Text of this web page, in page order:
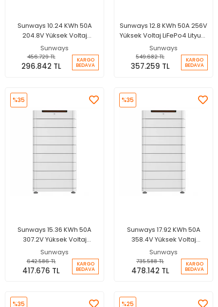
Sunways 10.24 KWh 50A
204.8V Yüksek Voltaj
LiFePo4 Lityum Batarya
Sunways
456.729 TL
296.842 TL
KARGO
BEDAVA
Sunways 12.8 KWh 50A 256V
Yüksek Voltaj LiFePo4 Lityum
Batarya
Sunways
549.682 TL
357.259 TL
KARGO
BEDAVA
Sunways 15.36 KWh 50A
307.2V Yüksek Voltaj
LiFePo4 Lityum Batarya
Sunways
%35
642.586 TL
417.676 TL
KARGO
BEDAVA
Sunways 17.92 KWh 50A
358.4V Yüksek Voltaj
LiFePo4 Lityum Batarya
Sunways
%35
735.588 TL
478.142 TL
KARGO
BEDAVA
%35 %25